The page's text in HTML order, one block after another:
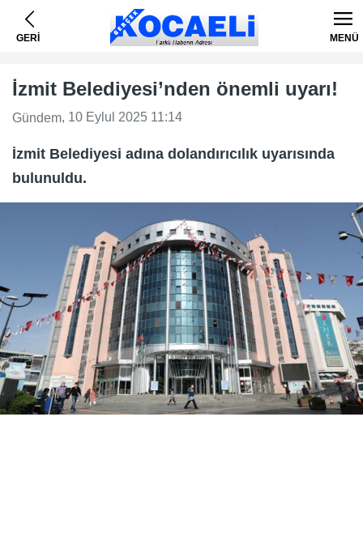
GERİ MENÜ
İzmit Belediyesi’nden önemli uyarı!
Gündem, 10 Eylul 2025 11:14
İzmit Belediyesi adına dolandırıcılık uyarısında
bulunuldu.